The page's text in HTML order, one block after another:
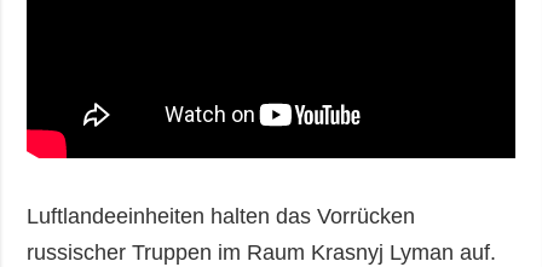
Luftlandeeinheiten halten das Vorrücken
russischer Truppen im Raum Krasnyj Lyman auf.